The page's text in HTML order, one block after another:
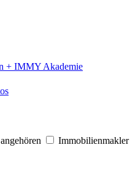
+ IMMY Akademie
Immobilienmakler